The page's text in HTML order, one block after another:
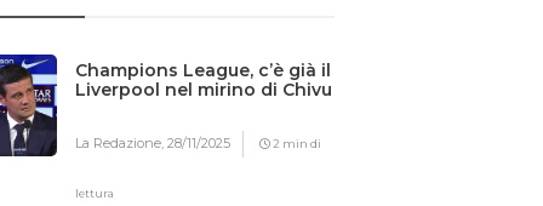
Champions League, c’è già il
Liverpool nel mirino di Chivu
La Redazione,28/11/2025 2 min di
lettura